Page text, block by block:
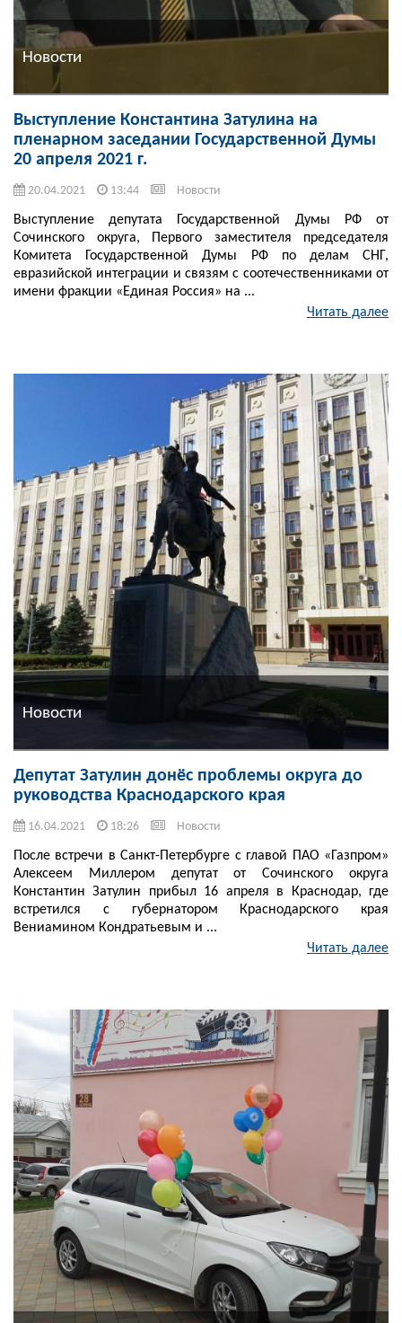
Новости
Выступление Константина Затулина на
пленарном заседании Государственной Думы
20 апреля 2021 г.
20.04.2021 13:44 Новости
Выступление депутата Государственной Думы РФ от
Сочинского округа, Первого заместителя председателя
Комитета Государственной Думы РФ по делам СНГ,
евразийской интеграции и связям с соотечественниками от
имени фракции «Единая Россия» на ...
Читать далее
Новости
Депутат Затулин донёс проблемы округа до
руководства Краснодарского края
16.04.2021 18:26 Новости
После встречи в Санкт-Петербурге с главой ПАО «Газпром»
Алексеем Миллером депутат от Сочинского округа
Константин Затулин прибыл 16 апреля в Краснодар, где
встретился с губернатором Краснодарского края
Вениамином Кондратьевым и ...
Читать далее